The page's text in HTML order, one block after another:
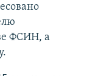
ФСИН, а